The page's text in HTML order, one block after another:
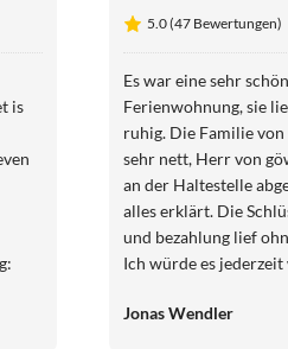
is
Oberhausen
5.0 (47 Bewertungen)
Es war eine sehr
Ferienwohnung, sie
ruhig. Die Familie
sehr nett, Herr von
an der Haltestelle
alles erklärt. Die
und bezahlung lief
Ich würde es
Jonas Wendler